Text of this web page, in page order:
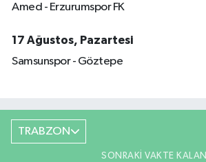
Amed - Erzurumspor FK
17 Ağustos, Pazartesi
Samsunspor - Göztepe
TRABZON
SONRAKI VAKTE KALAN